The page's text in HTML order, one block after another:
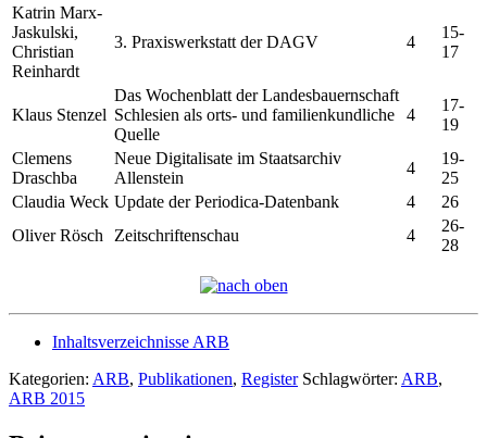
Katrin Marx-
Jaskulski,
Christian
Reinhardt
3. Praxiswerkstatt der DAGV 4
15-
17
Klaus Stenzel
Das Wochenblatt der Landesbauernschaft
Schlesien als orts- und familienkundliche
Quelle
4
17-
19
Clemens
Draschba
Neue Digitalisate im Staatsarchiv
Allenstein
4
19-
25
Claudia Weck Update der Periodica-Datenbank 4
26
Oliver Rösch
Zeitschriftenschau 4
26-
28
Inhaltsverzeichnisse ARB
Kategorien: ARB, Publikationen, Register Schlagwörter: ARB,
ARB 2015